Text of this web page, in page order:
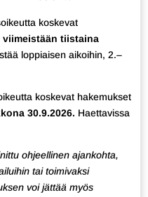
koskevat
viimeistään tiistaina
loppiaisen aikoihin, 2.–
koskevat hakemukset
30.9.2026. Haettavissa
ohjeellinen ajankohta,
tai toimivaksi
voi jättää myös